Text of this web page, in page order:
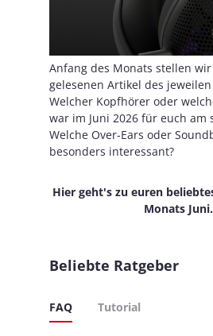
Anfang des Monats stellen
gelesenen Artikel des
Welcher Kopfhörer oder
war im Juni 2026 für euch am
Welche Over-Ears oder
besonders interessant?
Hier geht's zu euren
Monats Juni.
Beliebte Ratgeber
FAQ Tutorial